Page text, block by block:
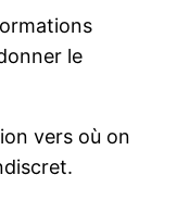
le
vers où on